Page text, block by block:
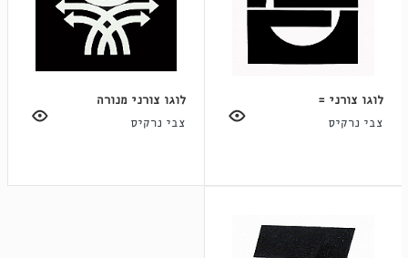
לוגו צורני =
צבי נרקיס
לוגו צורני מנורה
צבי נרקיס